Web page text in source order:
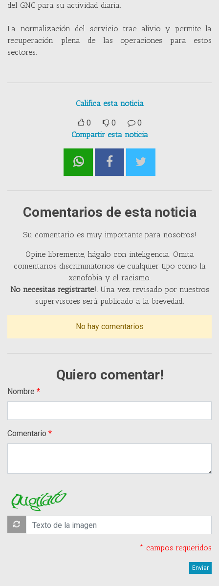
del GNC para su actividad diaria.
La normalización del servicio trae alivio y permite la
recuperación plena de las operaciones para estos
sectores.
Califica esta noticia
0 0
0
Compartir esta noticia
Comentarios de esta noticia
Su comentario es muy importante para nosotros!
Opine libremente, hágalo con inteligencia. Omita
comentarios discriminatorios de cualquier tipo como la
xenofobia y el racismo.
No necesitas registrarte!.Una vez revisado por nuestros
supervisores será publicado a la brevedad.
No hay comentarios
Quiero comentar!
Nombre
Comentario
* campos requeridos